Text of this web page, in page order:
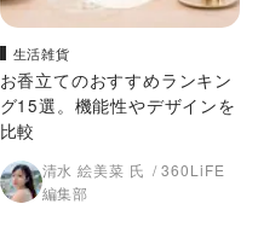
生活雑貨
お香立てのおすすめランキン
グ15選。機能性やデザインを
比較
清水 絵美菜 氏
360LiFE
編集部